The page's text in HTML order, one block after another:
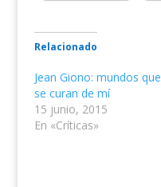
Relacionado
Jean Giono: mundos que
se curan de mí
15 junio, 2015
En «Críticas»